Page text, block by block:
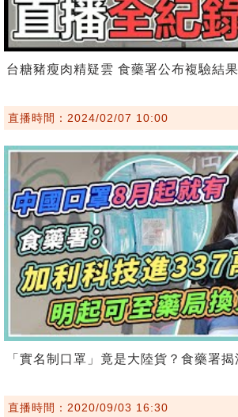
台糖豬瘦肉精疑雲 食藥署公布複驗結果
直播時間：2024/02/07 10:00
「實名制口罩」竟是大陸貨？食藥署揭
直播時間：2020/09/03 16:30